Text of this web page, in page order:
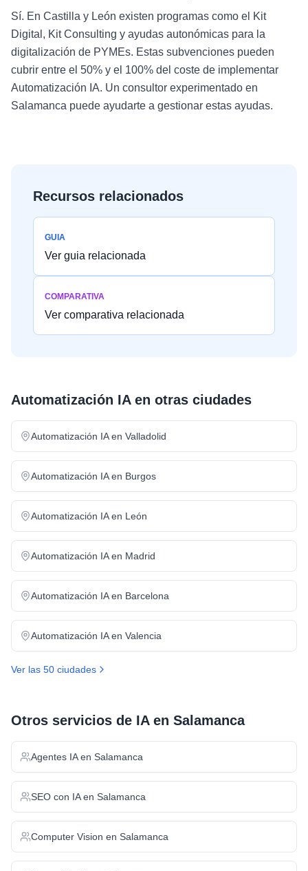
Sí. En Castilla y León existen programas como el Kit
Digital, Kit Consulting y ayudas autonómicas para la
digitalización de PYMEs. Estas subvenciones pueden
cubrir entre el 50% y el 100% del coste de implementar
Automatización IA. Un consultor experimentado en
Salamanca puede ayudarte a gestionar estas ayudas.
Recursos relacionados
GUIA
Ver guia relacionada
COMPARATIVA
Ver comparativa relacionada
Automatización IAen otras ciudades
Automatización IAen Valladolid
Automatización IAen Burgos
Automatización IAen León
Automatización IAen Madrid
Automatización IAen Barcelona
Automatización IAen Valencia
Ver las 50 ciudades
Otros servicios de IA en Salamanca
Agentes IAen Salamanca
SEO con IAen Salamanca
Computer Vision en Salamanca